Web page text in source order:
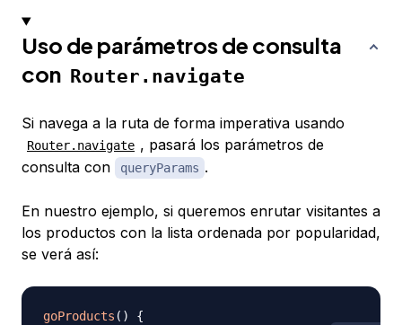
Uso de parámetros de consulta
con Router.navigate
Si navega a la ruta de forma imperativa usando
Router.navigate , pasará los parámetros de
consulta con
queryParams .
En nuestro ejemplo, si queremos enrutar visitantes a
los productos con la lista ordenada por popularidad,
se verá así:
goProducts ( )
{